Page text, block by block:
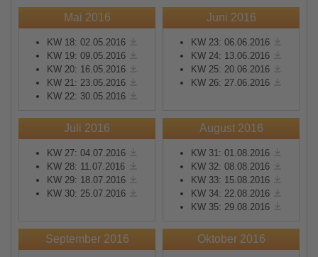
Mai 2016
KW 18: 02.05.2016
KW 19: 09.05.2016
KW 20: 16.05.2016
KW 21: 23.05.2016
KW 22: 30.05.2016
Juni 2016
KW 23: 06.06.2016
KW 24: 13.06.2016
KW 25: 20.06.2016
KW 26: 27.06.2016
Juli 2016
KW 27: 04.07.2016
KW 28: 11.07.2016
KW 29: 18.07.2016
KW 30: 25.07.2016
August 2016
KW 31: 01.08.2016
KW 32: 08.08.2016
KW 33: 15.08.2016
KW 34: 22.08.2016
KW 35: 29.08.2016
September 2016 Oktober 2016